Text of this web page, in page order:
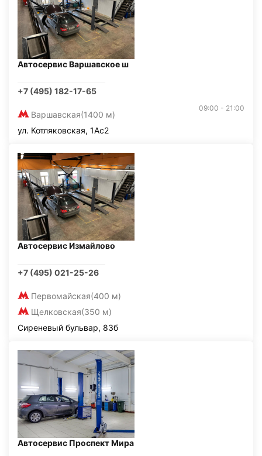
Автосервис Варшавское ш
+7 (495) 182-17-65
Варшавская(1400 м)
09:00 - 21:00
ул. Котляковская, 1Ас2
Автосервис Измайлово
+7 (495) 021-25-26
Первомайская(400 м)
Щелковская(350 м)
Сиреневый бульвар, 83б
Автосервис Проспект Мира